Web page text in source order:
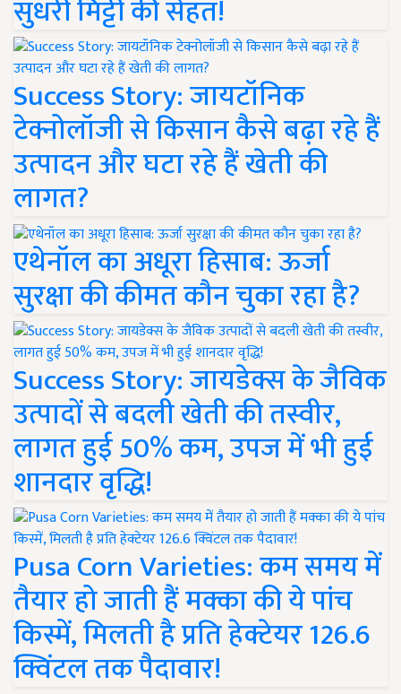
सुधरी मिट्टी की सेहत!
Success Story: जायटॉनिक
टेक्नोलॉजी से किसान कैसे बढ़ा रहे हैं
उत्पादन और घटा रहे हैं खेती की
लागत?
एथेनॉल का अधूरा हिसाब: ऊर्जा
सुरक्षा की कीमत कौन चुका रहा है?
Success Story: जायडेक्स के जैविक
उत्पादों से बदली खेती की तस्वीर,
लागत हुई 50% कम, उपज में भी हुई
शानदार वृद्धि!
Pusa Corn Varieties: कम समय में
तैयार हो जाती हैं मक्का की ये पांच
किस्में, मिलती है प्रति हेक्टेयर 126.6
क्विंटल तक पैदावार!